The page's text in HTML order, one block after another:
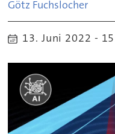
Götz Fuchslocher
13. Juni 2022 -